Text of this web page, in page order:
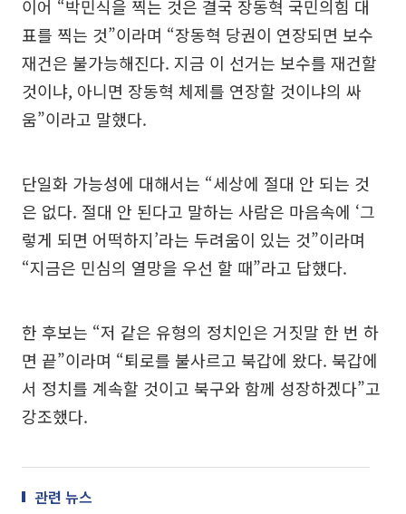
이어 “박민식을 찍는 것은 결국 장동혁 국민의힘 대
표를 찍는 것”이라며 “장동혁 당권이 연장되면 보수
재건은 불가능해진다. 지금 이 선거는 보수를 재건할
것이냐, 아니면 장동혁 체제를 연장할 것이냐의 싸
움”이라고 말했다.
단일화 가능성에 대해서는 “세상에 절대 안 되는 것
은 없다. 절대 안 된다고 말하는 사람은 마음속에 ‘그
렇게 되면 어떡하지’라는 두려움이 있는 것”이라며
“지금은 민심의 열망을 우선 할 때”라고 답했다.
한 후보는 “저 같은 유형의 정치인은 거짓말 한 번 하
면 끝”이라며 “퇴로를 불사르고 북갑에 왔다. 북갑에
서 정치를 계속할 것이고 북구와 함께 성장하겠다”고
강조했다.
관련 뉴스